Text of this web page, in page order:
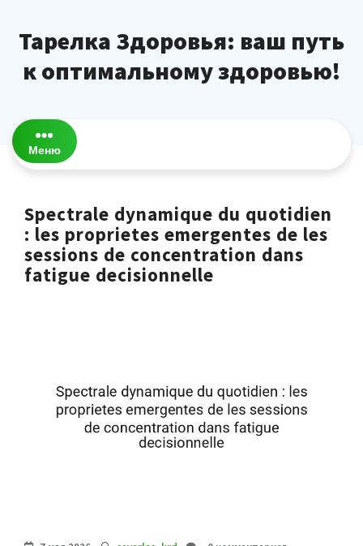
содержимому
Тарелка Здоровья: ваш путь
к оптимальному здоровью!
Меню
Spectrale dynamique du quotidien
: les proprietes emergentes de les
sessions de concentration dans
fatigue decisionnelle